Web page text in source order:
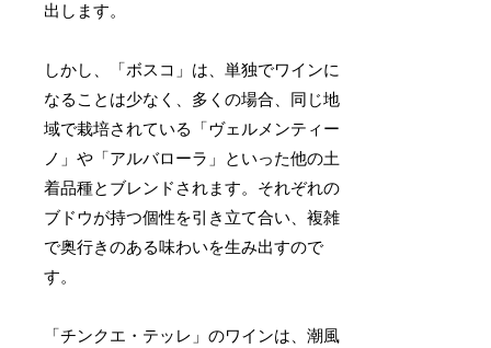
出します。
しかし、「ボスコ」は、単独でワインに
なることは少なく、多くの場合、同じ地
域で栽培されている「ヴェルメンティー
ノ」や「アルバローラ」といった他の土
着品種とブレンドされます。それぞれの
ブドウが持つ個性を引き立て合い、複雑
で奥行きのある味わいを生み出すので
す。
「チンクエ・テッレ」のワインは、潮風